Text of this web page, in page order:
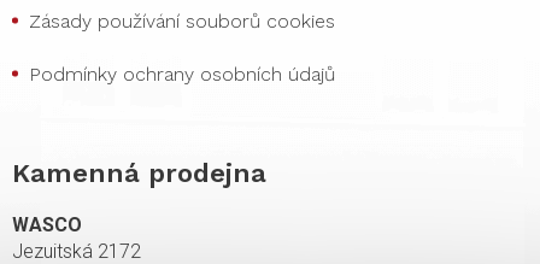
Zásady používání souborů cookies
Podmínky ochrany osobních údajů
Kamenná prodejna
WASCO
Jezuitská 2172